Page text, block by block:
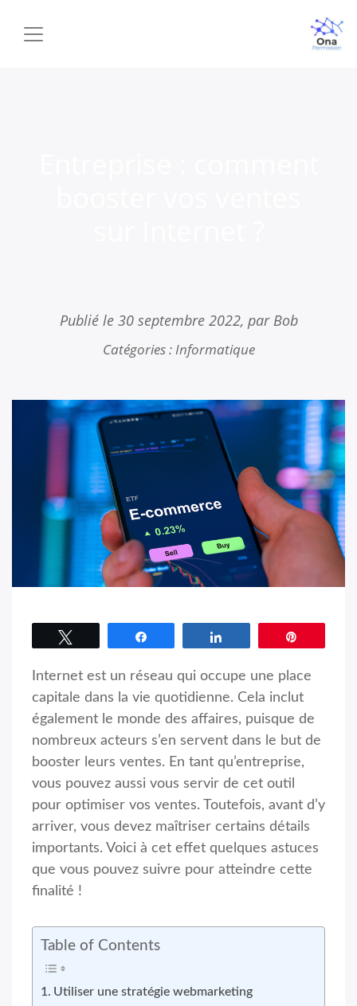
Publié le 30 septembre 2022, par Bob
Catégories :Informatique
Internet est un réseau qui occupe une place
capitale dans la vie quotidienne. Cela inclut
également le monde des affaires, puisque de
nombreux acteurs s’en servent dans le but de
booster leurs ventes. En tant qu’entreprise,
vous pouvez aussi vous servir de cet outil
pour optimiser vos ventes. Toutefois, avant d’y
arriver, vous devez maîtriser certains détails
importants. Voici à cet effet quelques astuces
que vous pouvez suivre pour atteindre cette
finalité !
Table of Contents
Utiliser une stratégie webmarketing